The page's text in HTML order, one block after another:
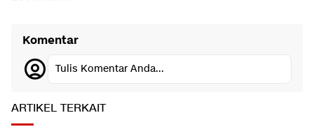
Komentar
Tulis Komentar Anda...
ARTIKEL TERKAIT